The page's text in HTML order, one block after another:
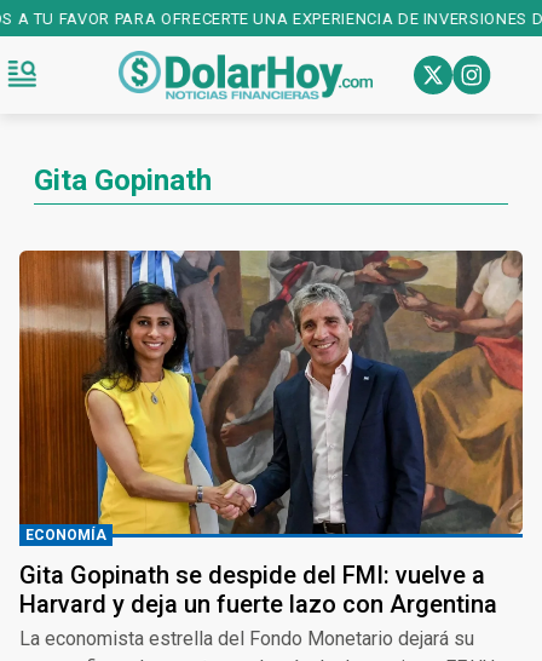
FAVOR PARA OFRECERTE UNA EXPERIENCIA DE INVERSIONES
Gita Gopinath
ECONOMÍA
Gita Gopinath se despide del FMI: vuelve a
Harvard y deja un fuerte lazo con Argentina
La economista estrella del Fondo Monetario dejará su